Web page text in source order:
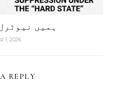
ہمیں
1, 2026
REPLY